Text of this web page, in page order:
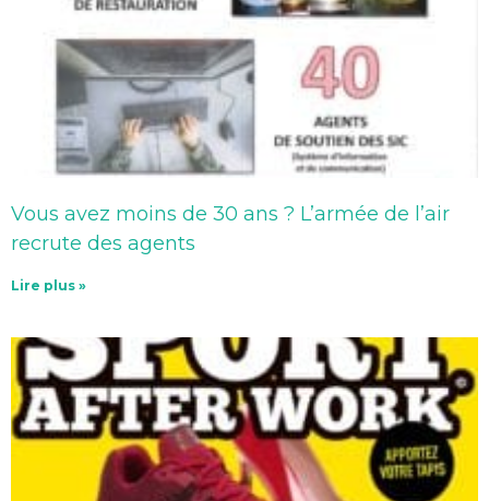
Vous avez moins de 30 ans ? L’armée de l’air
recrute des agents
Lire plus »